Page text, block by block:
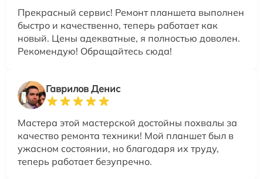
Прекрасный сервис! Ремонт планшета выполнен
быстро и качественно, теперь работает как
новый. Цены адекватные, я полностью доволен.
Рекомендую! Обращайтесь сюда!
Гаврилов Денис
Мастера этой мастерской достойны похвалы за
качество ремонта техники! Мой планшет был в
ужасном состоянии, но благодаря их труду,
теперь работает безупречно.